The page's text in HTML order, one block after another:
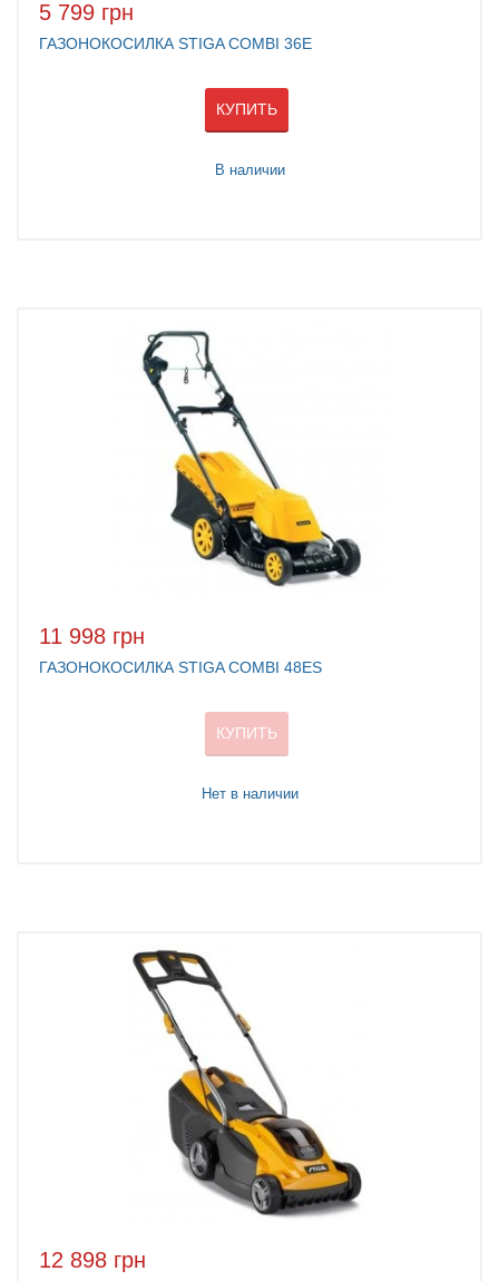
5 799 грн
ГАЗОНОКОСИЛКА STIGA COMBI 36E
КУПИТЬ
В наличии
11 998 грн
ГАЗОНОКОСИЛКА STIGA COMBI 48ES
КУПИТЬ
Нет в наличии
12 898 грн